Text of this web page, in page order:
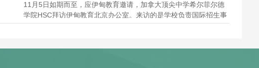
11月5日如期而至，应伊甸教育邀请，加拿大顶尖中学希尔菲尔德
学院HSC拜访伊甸教育北京办公室。来访的是学校负责国际招生事
务的负责人Heath-Johnston女士和高中部教师Yarndley女士、3名